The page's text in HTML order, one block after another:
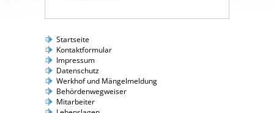
Startseite
Kontaktformular
Impressum
Datenschutz
Werkhof und Mängelmeldung
Behördenwegweiser
Mitarbeiter